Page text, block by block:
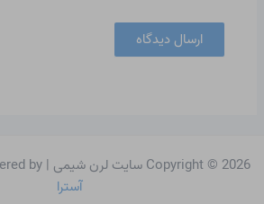
Copyright © 2026 سایت لرن شیمی | Powered by
آسترا